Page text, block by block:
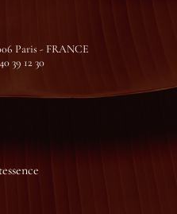
Paris - FRANCE
39 12 30